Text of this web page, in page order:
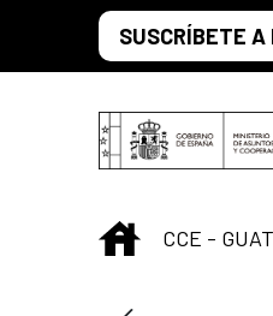
Saltar al contenido principal
SUSCRÍBETE A
INICIO
CCE -